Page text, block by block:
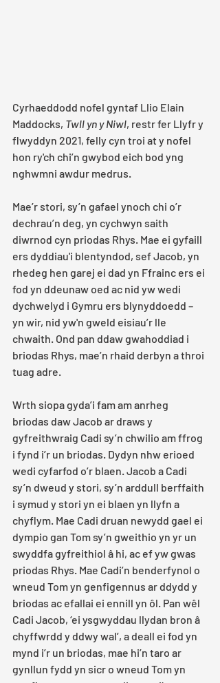
Cyrhaeddodd nofel gyntaf Llio Elain
Maddocks, Twll yn y Niwl, restr fer Llyfr y
flwyddyn 2021, felly cyn troi at y nofel
hon ry'ch chi’n gwybod eich bod yng
nghwmni awdur medrus.
Mae’r stori, sy’n gafael ynoch chi o’r
dechrau’n deg, yn cychwyn saith
diwrnod cyn priodas Rhys. Mae ei gyfaill
ers dyddiau'i blentyndod, sef Jacob, yn
rhedeg hen garej ei dad yn Ffrainc ers ei
fod yn ddeunaw oed ac nid yw wedi
dychwelyd i Gymru ers blynyddoedd –
yn wir, nid yw'n gweld eisiau’r lle
chwaith. Ond pan ddaw gwahoddiad i
briodas Rhys, mae’n rhaid derbyn a throi
tuag adre.
Wrth siopa gyda’i fam am anrheg
briodas daw Jacob ar draws y
gyfreithwraig Cadi sy’n chwilio am ffrog
i fynd i’r un briodas. Dydyn nhw erioed
wedi cyfarfod o’r blaen. Jacob a Cadi
sy’n dweud y stori, sy’n arddull berffaith
i symud y stori yn ei blaen yn llyfn a
chyflym. Mae Cadi druan newydd gael ei
dympio gan Tom sy’n gweithio yn yr un
swyddfa gyfreithiol â hi, ac ef yw gwas
priodas Rhys. Mae Cadi’n benderfynol o
wneud Tom yn genfigennus ar ddydd y
briodas ac efallai ei ennill yn ôl. Pan wêl
Cadi Jacob, ‘ei ysgwyddau llydan bron â
chyffwrdd y ddwy wal’, a deall ei fod yn
mynd i’r un briodas, mae hi’n taro ar
gynllun fydd yn sicr o wneud Tom yn